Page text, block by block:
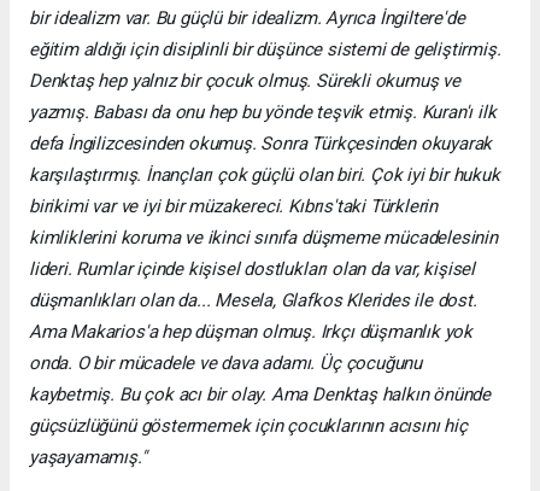
bir idealizm var. Bu güçlü bir idealizm. Ayrıca İngiltere'de
eğitim aldığı için disiplinli bir düşünce sistemi de geliştirmiş.
Denktaş hep yalnız bir çocuk olmuş. Sürekli okumuş ve
yazmış. Babası da onu hep bu yönde teşvik etmiş. Kuran'ı ilk
defa İngilizcesinden okumuş. Sonra Türkçesinden okuyarak
karşılaştırmış. İnançları çok güçlü olan biri. Çok iyi bir hukuk
birikimi var ve iyi bir müzakereci. Kıbrıs'taki Türklerin
kimliklerini koruma ve ikinci sınıfa düşmeme mücadelesinin
lideri. Rumlar içinde kişisel dostlukları olan da var, kişisel
düşmanlıkları olan da... Mesela, Glafkos Klerides ile dost.
Ama Makarios'a hep düşman olmuş. Irkçı düşmanlık yok
onda. O bir mücadele ve dava adamı. Üç çocuğunu
kaybetmiş. Bu çok acı bir olay. Ama Denktaş halkın önünde
güçsüzlüğünü göstermemek için çocuklarının acısını hiç
yaşayamamış."